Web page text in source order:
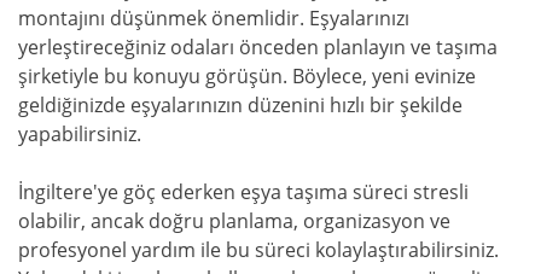
montajını düşünmek önemlidir. Eşyalarınızı
yerleştireceğiniz odaları önceden planlayın ve taşıma
şirketiyle bu konuyu görüşün. Böylece, yeni evinize
geldiğinizde eşyalarınızın düzenini hızlı bir şekilde
yapabilirsiniz.
İngiltere'ye göç ederken eşya taşıma süreci stresli
olabilir, ancak doğru planlama, organizasyon ve
profesyonel yardım ile bu süreci kolaylaştırabilirsiniz.